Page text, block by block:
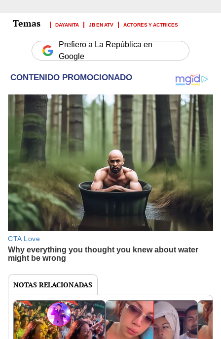
DAYANITA JB EN ATV ACTORES Y ACTRICES
Prefiero a La República en
Google
NOTAS RELACIONADAS